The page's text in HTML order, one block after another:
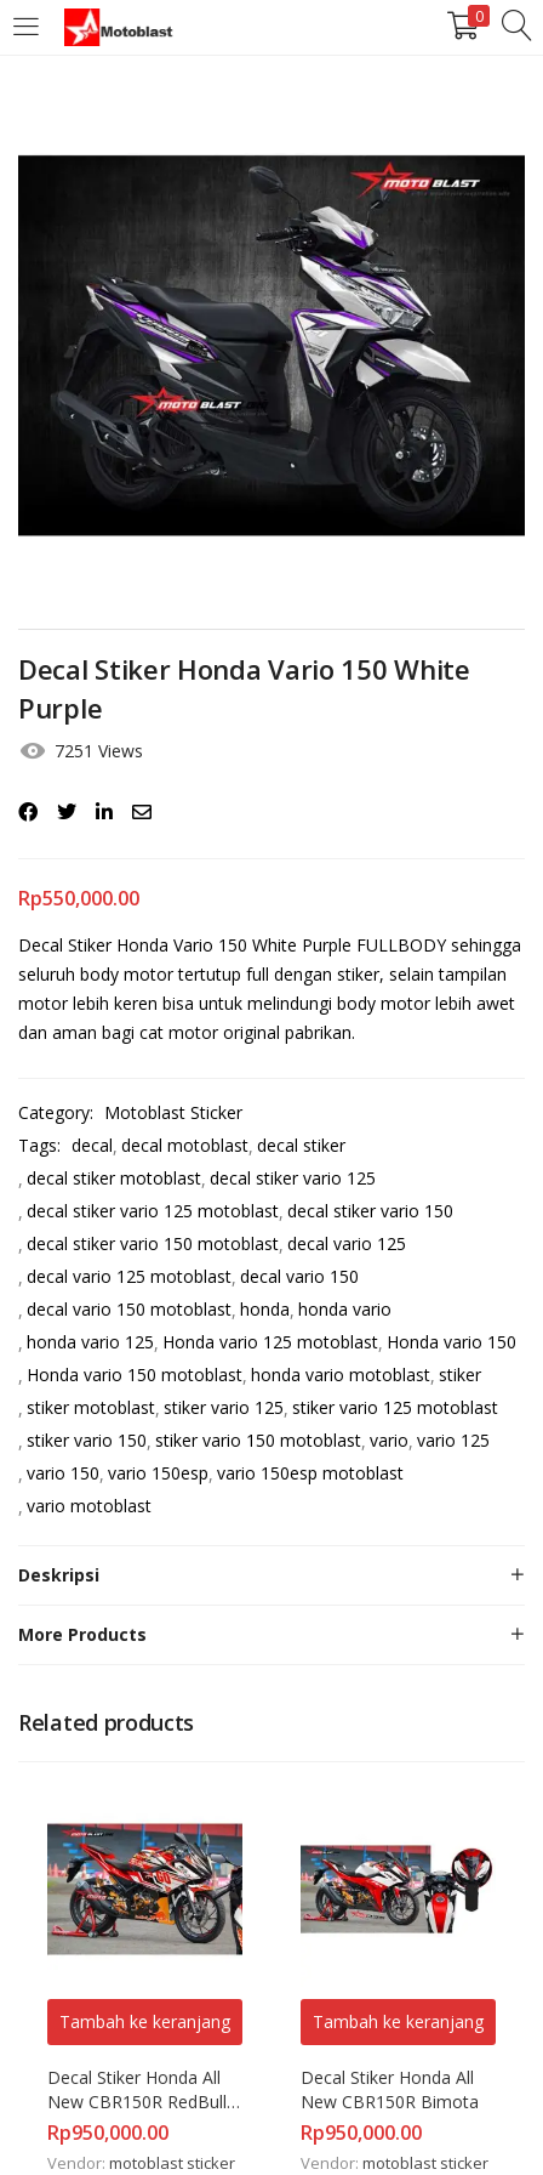
0
LOGIN REGISTER
Remember me
Login
Lost password?
Decal Stiker Honda Vario 150 White
Purple
7251 Views
Rp550,000.00
Decal Stiker Honda Vario 150 White Purple FULLBODY sehingga
seluruh body motor tertutup full dengan stiker, selain tampilan
motor lebih keren bisa untuk melindungi body motor lebih awet
dan aman bagi cat motor original pabrikan.
Category: Motoblast Sticker
Tags: decal decal motoblast decal stiker
decal stiker motoblast decal stiker vario 125
decal stiker vario 125 motoblast decal stiker vario 150
decal stiker vario 150 motoblast decal vario 125
decal vario 125 motoblast decal vario 150
decal vario 150 motoblast honda honda vario
honda vario 125 Honda vario 125 motoblast Honda vario 150
Honda vario 150 motoblast honda vario motoblast stiker
stiker motoblast stiker vario 125 stiker vario 125 motoblast
stiker vario 150 stiker vario 150 motoblast vario vario 125
vario 150 vario 150esp vario 150esp motoblast
vario motoblast
Deskripsi
More Products
Related products
Tambah ke keranjang
Decal Stiker Honda All
New CBR150R RedBull
Lotus
Rp950,000.00
Vendor: motoblast sticker
Tambah ke keranjang
Decal Stiker Honda All
New CBR150R Bimota
Rp950,000.00
Vendor: motoblast sticker